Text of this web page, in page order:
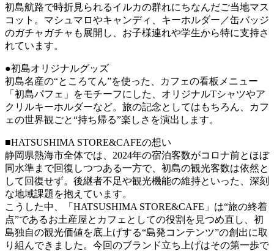
初島航路で時折見られるイルカの群れにちなんだご当地マス
コット。マシュマロやキャンディ、キーホルダー／缶バッジ
のガチャガチャも展開し、お子様連れや学生から特に支持さ
れています。
●初島オリジナルグッズ
初島名産の“ところてん”を使った、カフェの看板メニュー
「初島パフェ」をモチーフにした、オリジナルTシャツやア
クリルキーホルダーなど。旅の記念としてはもちろん、カフ
ェの世界観ごと“持ち帰る”楽しさを演出します。
■HATSUSHIMA STORE&CAFEの想い
静岡県熱海市全体では、2024年の宿泊客数がコロナ前とほぼ
同水準まで回復しつつある一方で、初島の観光客数は依然と
して回復せず。後継者不足や観光機能の維持といった、深刻
な地域課題を抱えています。
こうした中、「HATSUSHIMA STORE&CAFE」は“旅の終着
点”であるお土産屋とカフェとしての役割を見つめ直し、初
島独自の観光価値を底上げする“島発コンテンツ”の創出に取
り組んできました。今回のブランド立ち上げはその第一歩で